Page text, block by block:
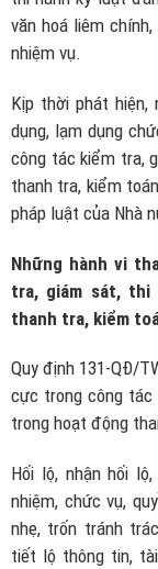
văn hoá liêm
nhiệm vụ.
Kịp thời phát hiện,
dụng, lạm dụng
công tác kiểm tra,
thanh tra, kiểm
pháp luật của Nhà
Những hành vi
tra, giám sát, thi
thanh tra, kiểm
Quy định 131-QĐ/
cực trong công tác
trong hoạt động
Hối lộ, nhận hối
nhiệm, chức vụ,
nhẹ, trốn tránh
tiết lộ thông tin,